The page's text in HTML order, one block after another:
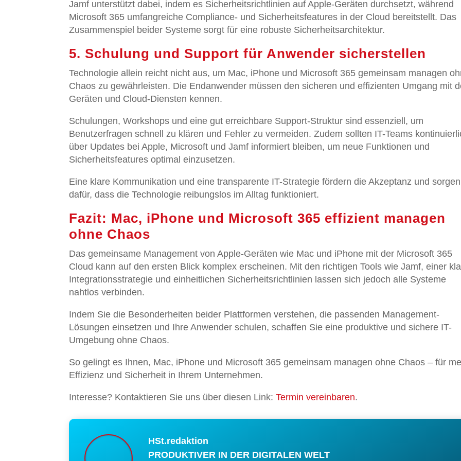
Jamf unterstützt dabei, indem es Sicherheitsrichtlinien auf Apple-Geräten durchsetzt, während
Microsoft 365 umfangreiche Compliance- und Sicherheitsfeatures in der Cloud bereitstellt. Das
Zusammenspiel beider Systeme sorgt für eine robuste Sicherheitsarchitektur.
5. Schulung und Support für Anwender sicherstellen
Technologie allein reicht nicht aus, um Mac, iPhone und Microsoft 365 gemeinsam managen
Chaos zu gewährleisten. Die Endanwender müssen den sicheren und effizienten Umgang mit
Geräten und Cloud-Diensten kennen.
Schulungen, Workshops und eine gut erreichbare Support-Struktur sind essenziell, um
Benutzerfragen schnell zu klären und Fehler zu vermeiden. Zudem sollten IT-Teams
über Updates bei Apple, Microsoft und Jamf informiert bleiben, um neue Funktionen und
Sicherheitsfeatures optimal einzusetzen.
Eine klare Kommunikation und eine transparente IT-Strategie fördern die Akzeptanz und sorgen
dafür, dass die Technologie reibungslos im Alltag funktioniert.
Fazit: Mac, iPhone und Microsoft 365 effizient managen
ohne Chaos
Das gemeinsame Management von Apple-Geräten wie Mac und iPhone mit der Microsoft 365
Cloud kann auf den ersten Blick komplex erscheinen. Mit den richtigen Tools wie Jamf, einer
Integrationsstrategie und einheitlichen Sicherheitsrichtlinien lassen sich jedoch alle Systeme
nahtlos verbinden.
Indem Sie die Besonderheiten beider Plattformen verstehen, die passenden Management-
Lösungen einsetzen und Ihre Anwender schulen, schaffen Sie eine produktive und sichere IT-
Umgebung ohne Chaos.
So gelingt es Ihnen, Mac, iPhone und Microsoft 365 gemeinsam managen ohne Chaos – für
Effizienz und Sicherheit in Ihrem Unternehmen.
Interesse? Kontaktieren Sie uns über diesen Link:Termin vereinbaren.
HSt.redaktion
PRODUKTIVER IN DER DIGITALEN WELT